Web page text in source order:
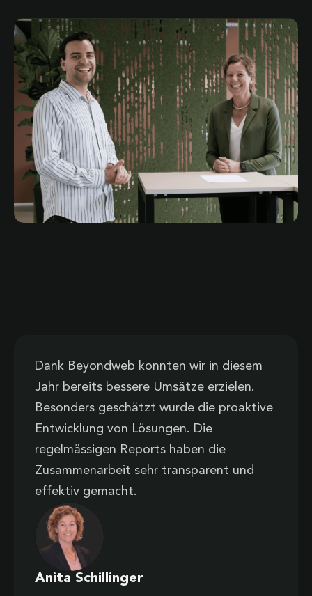
Dank Beyondweb konnten wir in diesem
Jahr bereits bessere Umsätze erzielen.
Besonders geschätzt wurde die proaktive
Entwicklung von Lösungen. Die
regelmässigen Reports haben die
Zusammenarbeit sehr transparent und
effektiv gemacht.
Anita Schillinger